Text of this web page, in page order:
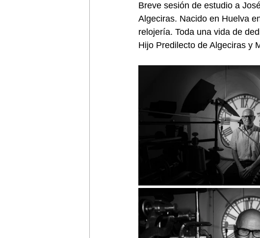
Breve sesión de estudio a
Algeciras. Nacido en Huelva
relojería. Toda una vida de
Hijo Predilecto de Algeciras y